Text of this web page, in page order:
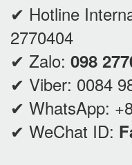
✔ Hotline
2770404
✔ Zalo: 098
✔ Viber: 0084
✔ WhatsApp:
✔ WeChat ID: